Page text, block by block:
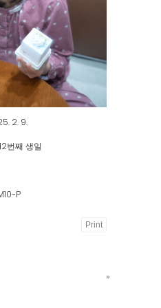
2. 9.
번째 생일
P
Print
»